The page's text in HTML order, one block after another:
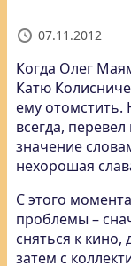
07.11.2012
Когда Олег
Катю
ему
всегда,
значение
нехорошая
С этого
проблемы –
сняться к кино,
затем с